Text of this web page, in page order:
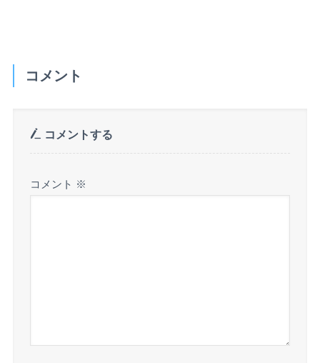
コメント
コメントする
コメント ※